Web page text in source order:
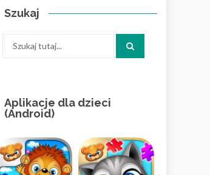
Szukaj
Aplikacje dla dzieci
(Android)